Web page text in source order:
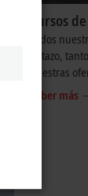
Cursos
Todos
vistazo,
nuestras
Saber más